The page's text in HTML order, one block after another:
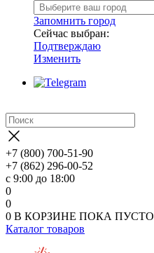
Запомнить город
Сейчас выбран:
Подтверждаю
Изменить
+7 (800) 700-51-90
+7 (862) 296-00-52
с 9:00 до 18:00
0
0
0 В КОРЗИНЕ ПОКА ПУСТО
Каталог товаров